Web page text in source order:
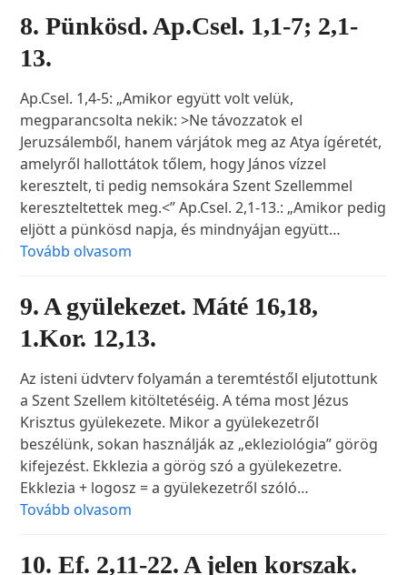
8. Pünkösd. Ap.Csel. 1,1-7; 2,1-
13.
Ap.Csel. 1,4-5: „Amikor együtt volt velük,
megparancsolta nekik: >Ne távozzatok el
Jeruzsálemből, hanem várjátok meg az Atya ígéretét,
amelyről hallottátok tőlem, hogy János vízzel
keresztelt, ti pedig nemsokára Szent Szellemmel
kereszteltettek meg.<” Ap.Csel. 2,1-13.: „Amikor pedig
eljött a pünkösd napja, és mindnyájan együtt…
Tovább olvasom
9. A gyülekezet. Máté 16,18,
1.Kor. 12,13.
Az isteni üdvterv folyamán a teremtéstől eljutottunk
a Szent Szellem kitöltetéséig. A téma most Jézus
Krisztus gyülekezete. Mikor a gyülekezetről
beszélünk, sokan használják az „ekleziológia” görög
kifejezést. Ekklezia a görög szó a gyülekezetre.
Ekklezia + logosz = a gyülekezetről szóló…
Tovább olvasom
10. Ef. 2,11-22. A jelen korszak.